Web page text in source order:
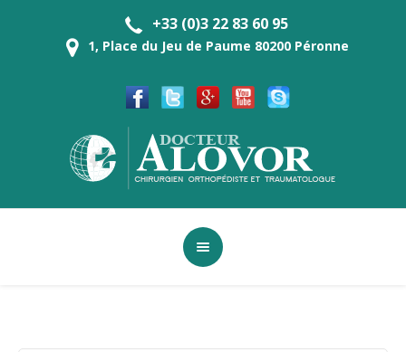
+33 (0)3 22 83 60 95
1, Place du Jeu de Paume 80200 Péronne